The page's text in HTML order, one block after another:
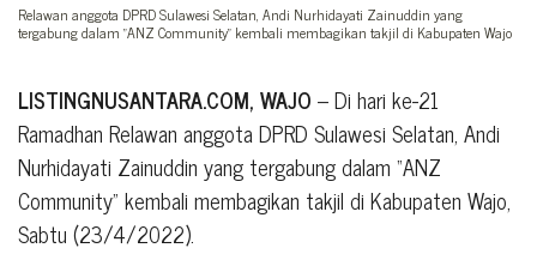
Relawan anggota DPRD Sulawesi Selatan, Andi Nurhidayati Zainuddin yang
tergabung dalam "ANZ Community" kembali membagikan takjil di Kabupaten Wajo
LISTINGNUSANTARA.COM, WAJO – Di hari ke-21
Ramadhan Relawan anggota DPRD Sulawesi Selatan, Andi
Nurhidayati Zainuddin yang tergabung dalam “ANZ
Community” kembali membagikan takjil di Kabupaten Wajo,
Sabtu (23/4/2022).